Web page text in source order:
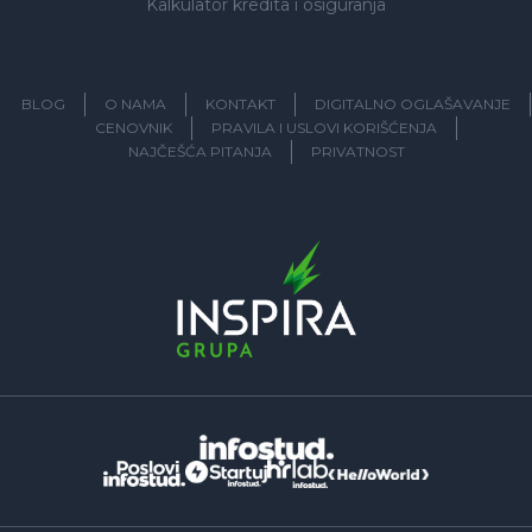
Kalkulator kredita i osiguranja
BLOG O NAMA KONTAKT
DIGITALNO OGLAŠAVANJE
CENOVNIK
PRAVILA I USLOVI KORIŠĆENJA
NAJČEŠĆA PITANJA
PRIVATNOST